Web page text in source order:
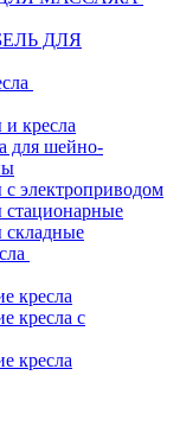
ДЛЯ
кресла
для шейно-
электроприводом
кресла
кресла с
кресла